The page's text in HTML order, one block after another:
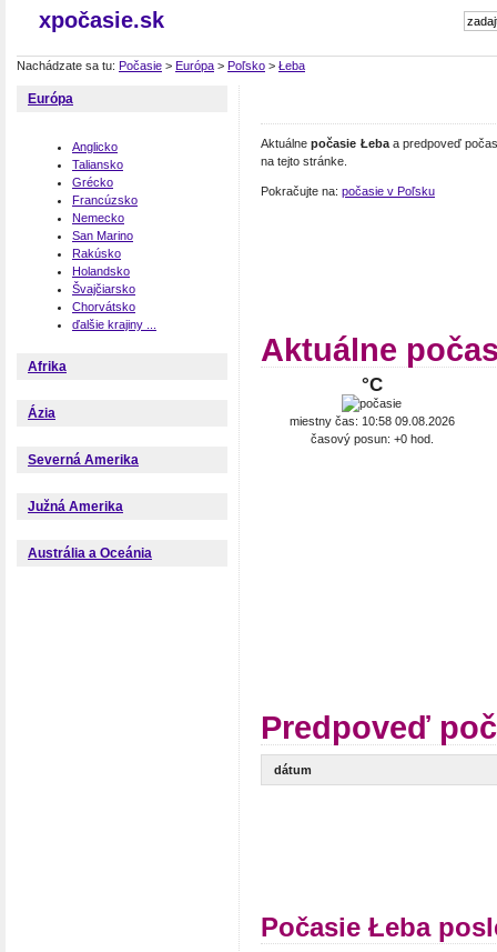
xpočasie.sk
Nachádzate sa tu: Počasie > Európa > Poľsko > Łeba
Európa
Anglicko
Taliansko
Grécko
Francúzsko
Nemecko
San Marino
Rakúsko
Holandsko
Švajčiarsko
Chorvátsko
ďalšie krajiny ...
Afrika
Ázia
Severná Amerika
Južná Amerika
Austrália a Oceánia
Aktuálnepočasie Łebaa predpoveď
na tejto stránke.
Pokračujte na: počasie v Poľsku
Aktuálne
°C
miestny čas: 10:58 09.08.2026
časový posun: +0 hod.
Predpoveď
dátum
Počasie Łeba